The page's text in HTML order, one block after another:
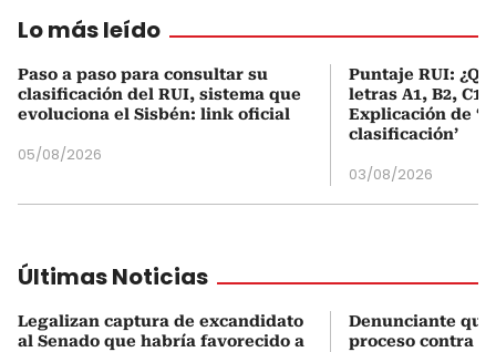
Lo más leído
Paso a paso para consultar su
clasificación del RUI, sistema que
evoluciona el Sisbén: link oficial
05/08/2026
Puntaje RUI:
letras A1, B2, C1
Explicación de
clasificación’
03/08/2026
Últimas Noticias
Legalizan captura de excandidato
al Senado que habría favorecido a
Denunciante
proceso contra